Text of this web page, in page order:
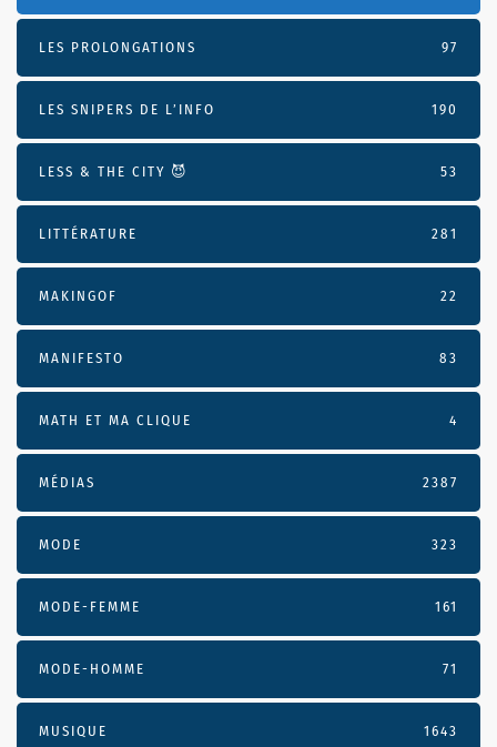
LES PROLONGATIONS 97
LES SNIPERS DE L’INFO 190
LESS & THE CITY 😈 53
LITTÉRATURE 281
MAKINGOF 22
MANIFESTO 83
MATH ET MA CLIQUE 4
MÉDIAS 2387
MODE 323
MODE-FEMME 161
MODE-HOMME 71
MUSIQUE 1643